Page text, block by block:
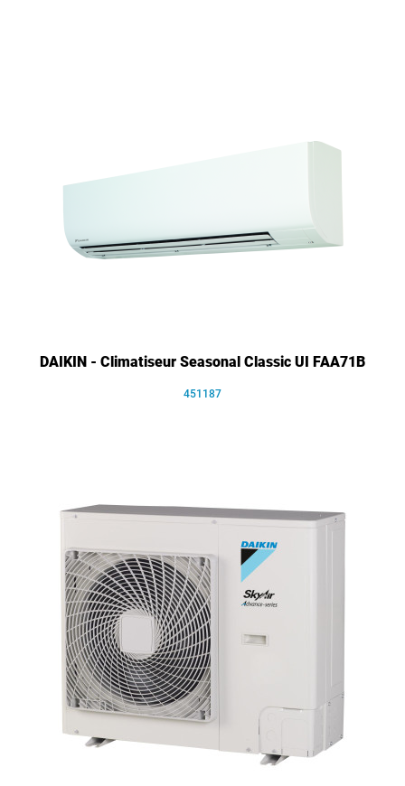
DAIKIN - Climatiseur Seasonal Classic UI FAA71B
451187